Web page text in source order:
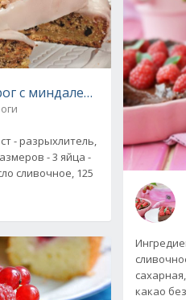
с миндалем, рецепт с
- разрыхлитель,
- 3 яйца -
сливочное, 125
какао